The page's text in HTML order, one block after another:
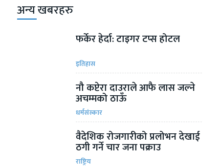
अन्य खबरहरु
फर्केर हेर्दा: टाइगर टप्स होटल
इतिहास
नौ कप्टेरा दाउराले आफै लास जल्ने
अचम्मको ठाऊँ
धर्मसंस्कार
वैदेशिक रोजगारीको प्रलोभन देखाई
ठगी गर्ने चार जना पक्राउ
राष्ट्रिय